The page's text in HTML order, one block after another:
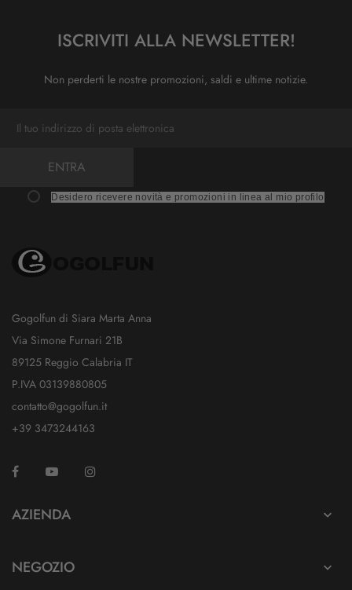
ISCRIVITI ALLA NEWSLETTER!
Non perderti le nostre promozioni, saldi e ultime notizie.
ENTRA
Desidero ricevere novità e promozioni in linea al mio profilo
Gogolfun di Siara Marta Anna
Via Simone Furnari 21B
89125 Reggio Calabria IT
P.IVA 03139880805
contatto@gogolfun.it
+39 3473244163
Facebook YouTube
AZIENDA 
NEGOZIO 